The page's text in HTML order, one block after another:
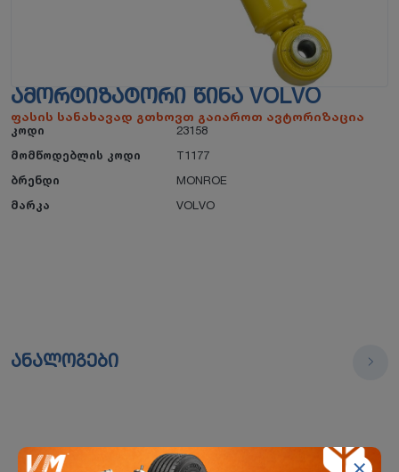
ᲐᲛᲝᲠᲢᲘᲖᲐᲢᲝᲠᲘ ᲬᲘᲜᲐ VOLVO
ფასის სანახავად გთხოვთ გაიაროთ ავტორიზაცია
კოდი
23158
მომწოდებლის კოდი
T1177
ბრენდი
MONROE
მარკა
VOLVO
ანალოგები